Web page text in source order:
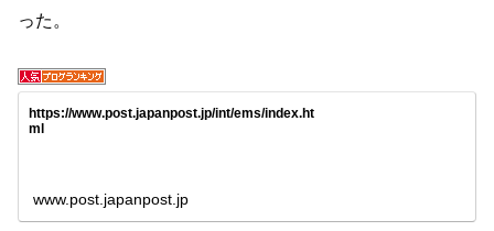
った。
https://www.post.japanpost.jp/int/ems/index.ht
ml
www.post.japanpost.jp